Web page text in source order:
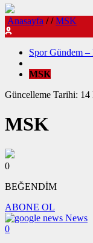
Anasayfa / / MSK
Spor Gündem
MSK
Güncelleme Tarihi:
MSK
0
BEĞENDİM
ABONE OL
News
0